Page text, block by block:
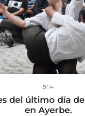
9/14
del último día
en Ayerbe.